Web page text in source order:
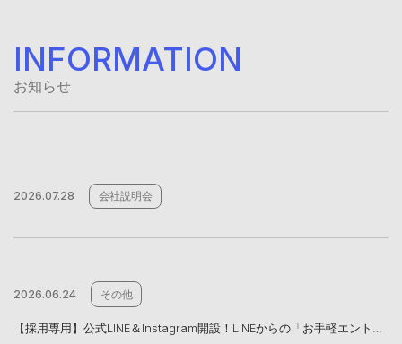
お知らせ
INFORMATION
2026.07.28 会社説明会
【採用専用】公式LINE＆Instagram開設！LINEからの「お手軽エントリー」も受付中
2026.06.24 その他